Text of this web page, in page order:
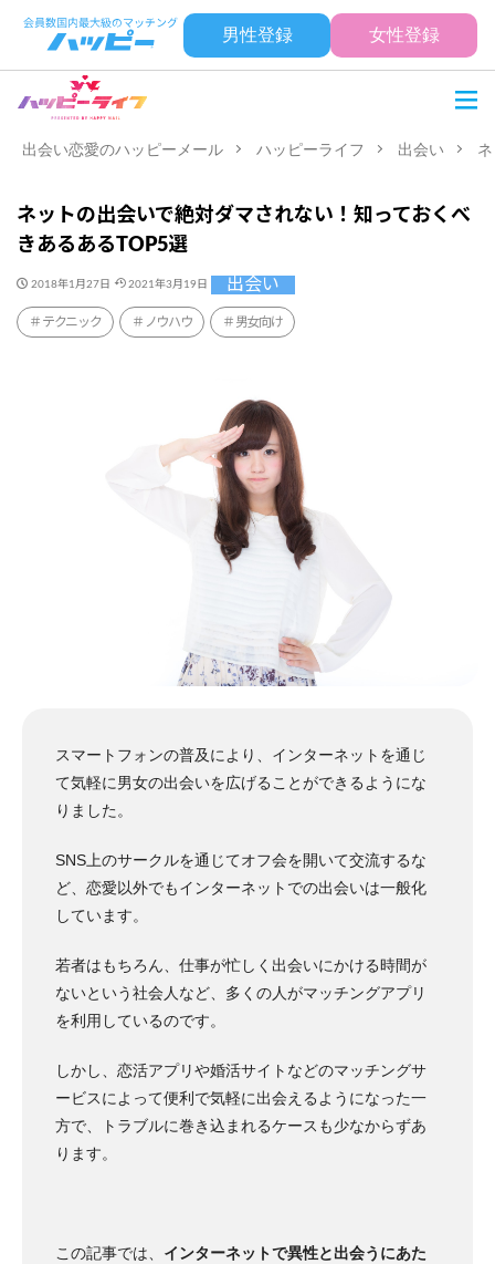
男性登録 女性登録
出会い恋愛のハッピーメール ハッピーライフ 出会い
ネットの出会いで絶対ダマされない！知っておくべ
きあるあるTOP5選
2018年1月27日 2021年3月19日 出会い
テクニック ノウハウ 男女向け
スマートフォンの普及により、インターネットを通じ
て気軽に男女の出会いを広げることができるようにな
りました。
SNS上のサークルを通じてオフ会を開いて交流するな
ど、恋愛以外でもインターネットでの出会いは一般化
しています。
若者はもちろん、仕事が忙しく出会いにかける時間が
ないという社会人など、多くの人がマッチングアプリ
を利用しているのです。
しかし、 恋活アプリや婚活サイト などのマッチングサ
ービスによって便利で気軽に出会えるようになった一
方で、トラブルに巻き込まれるケースも少なからずあ
ります。
この記事では、 インターネットで異性と出会うにあた